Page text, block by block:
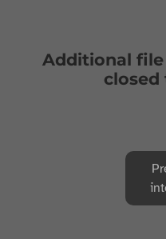
Additional
closed